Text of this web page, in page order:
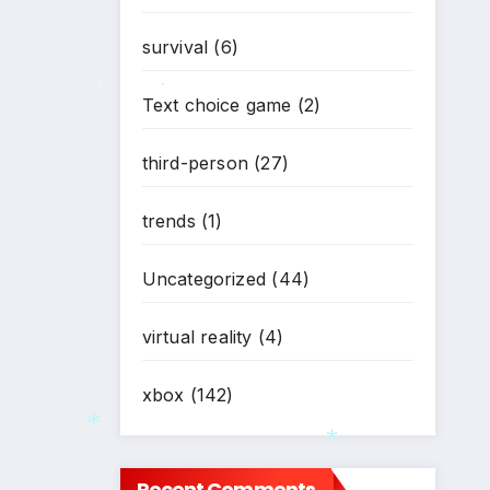
survival (6)
Text choice game (2)
third-person(27)
trends (1)
Uncategorized (44)
virtual reality (4)
xbox (142)
*